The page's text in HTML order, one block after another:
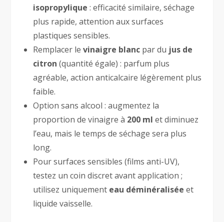
isopropylique : efficacité similaire, séchage
plus rapide, attention aux surfaces
plastiques sensibles.
Remplacer levinaigre blanc par du jus de
citron (quantité égale) : parfum plus
agréable, action anticalcaire légèrement plus
faible.
Option sans alcool : augmentez la
proportion de vinaigre à 200 ml et diminuez
l’eau, mais le temps de séchage sera plus
long.
Pour surfaces sensibles (films anti-UV),
testez un coin discret avant application ;
utilisez uniquement eau déminéralisée et
liquide vaisselle.